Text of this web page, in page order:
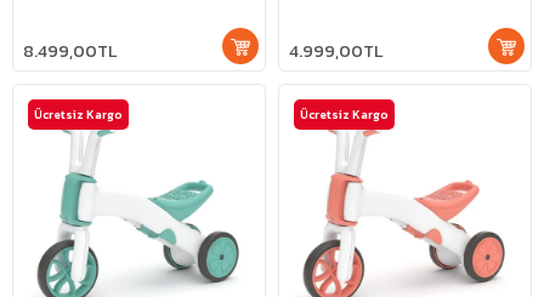
8.499,00TL 4.999,00TL
Ücretsiz Kargo Ücretsiz Kargo